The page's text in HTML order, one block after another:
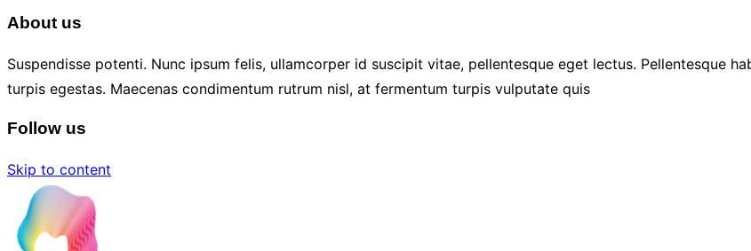
About us
Suspendisse potenti. Nunc ipsum felis, ullamcorper id suscipit vitae, pellentesque eget lectus. Pellentesque
turpis egestas. Maecenas condimentum rutrum nisl, at fermentum turpis vulputate quis
Follow us
Skip to content